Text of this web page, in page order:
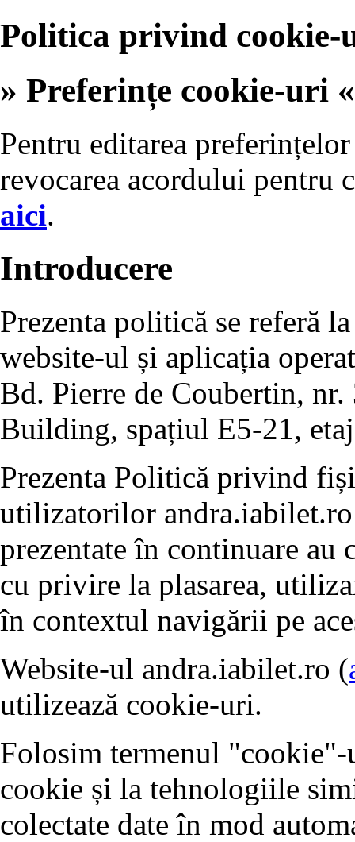
Politica privind cookie-
» Preferințe cookie-uri «
Pentru editarea
revocarea acordului pentru
aici.
Introducere
Prezenta politică se referă
website-ul și aplicația
Bd. Pierre de Coubertin,
Building, spațiul E5-21,
Prezenta Politică privind
utilizatorilor
prezentate în continuare
cu privire la plasarea,
în contextul navigării pe
Website-ul andra.iabilet.ro (
utilizează cookie-uri.
Folosim termenul
cookie și la tehnologiile
colectate date în mod